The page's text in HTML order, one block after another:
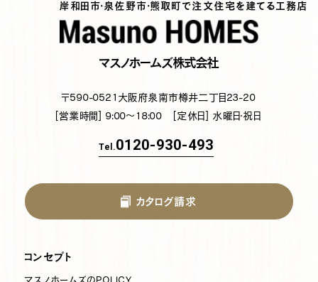
岸和田市・泉佐野市・熊取町で注文住宅を建てる工務店
マスノホームズ株式会社
〒590-0521 大阪府泉南市樽井二丁目23-20
[営業時間] 9:00～18:00 [定休日] 水曜日・祝日
Tel.0120-930-493
カタログ請求
コンセプト